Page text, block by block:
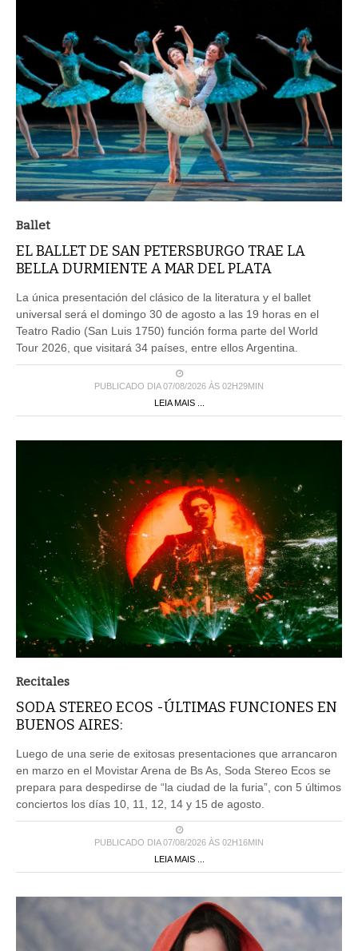
Ballet
EL BALLET DE SAN PETERSBURGO TRAE LA
BELLA DURMIENTE A MAR DEL PLATA
La única presentación del clásico de la literatura y el ballet
universal será el domingo 30 de agosto a las 19 horas en el
Teatro Radio (San Luis 1750) función forma parte del World
Tour 2026, que visitará 34 países, entre ellos Argentina.
PUBLICADO DIA 07/08/2026 ÀS 02H29MIN
LEIA MAIS ...
Recitales
SODA STEREO ECOS -ÚLTIMAS FUNCIONES EN
BUENOS AIRES:
Luego de una serie de exitosas presentaciones que arrancaron
en marzo en el Movistar Arena de Bs As, Soda Stereo Ecos se
prepara para despedirse de “la ciudad de la furia”, con 5 últimos
conciertos los días 10, 11, 12, 14 y 15 de agosto.
PUBLICADO DIA 07/08/2026 ÀS 02H16MIN
LEIA MAIS ...